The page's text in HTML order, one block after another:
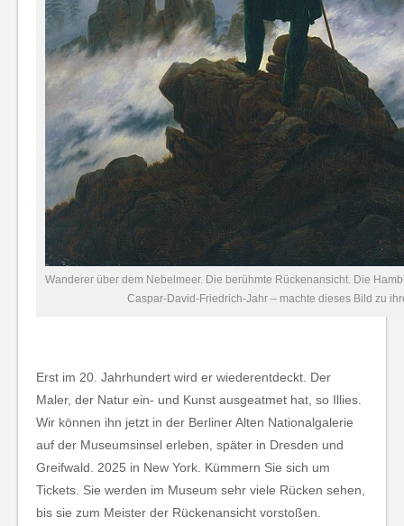
Wanderer über dem Nebelmeer. Die berühmte Rückenansicht. Die
Caspar-David-Friedrich-Jahr – machte dieses Bild zu
Erst im 20. Jahrhundert wird er wiederentdeckt. Der
Maler, der Natur ein- und Kunst ausgeatmet hat, so Illies.
Wir können ihn jetzt in der Berliner Alten Nationalgalerie
auf der Museumsinsel erleben, später in Dresden und
Greifwald. 2025 in New York. Kümmern Sie sich um
Tickets. Sie werden im Museum sehr viele Rücken sehen,
bis sie zum Meister der Rückenansicht vorstoßen.